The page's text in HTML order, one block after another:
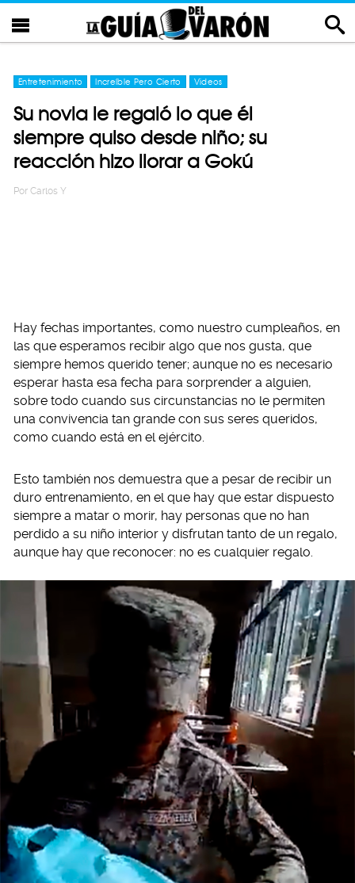
Entretenimiento Increíble Pero Cierto Videos
Su novia le regaló lo que él
siempre quiso desde niño; su
reacción hizo llorar a Gokú
Por Carlos Y
Hay fechas importantes, como nuestro cumpleaños, en
las que esperamos recibir algo que nos gusta, que
siempre hemos querido tener; aunque no es necesario
esperar hasta esa fecha para sorprender a alguien,
sobre todo cuando sus circunstancias no le permiten
una convivencia tan grande con sus seres queridos,
como cuando está en el ejército.
Esto también nos demuestra que a pesar de recibir un
duro entrenamiento, en el que hay que estar dispuesto
siempre a matar o morir, hay personas que no han
perdido a su niño interior y disfrutan tanto de un regalo,
aunque hay que reconocer: no es cualquier regalo.